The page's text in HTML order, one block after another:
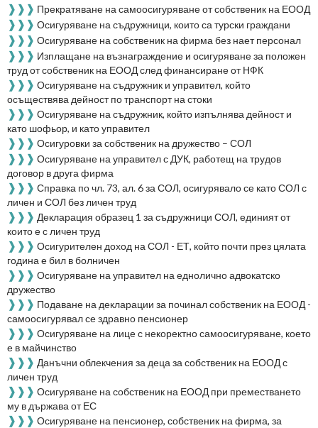
❱❱❱ Прекратяване на самоосигуряване от собственик на ЕООД
❱❱❱ Осигуряване на съдружници, които са турски граждани
❱❱❱ Осигуряване на собственик на фирма без нает персонал
❱❱❱ Изплащане на възнаграждение и осигуряване за положен
труд от собственик на ЕООД след финансиране от НФК
❱❱❱ Осигуряване на съдружник и управител, който
осъществява дейност по транспорт на стоки
❱❱❱ Осигуряване на съдружник, който изпълнява дейност и
като шофьор, и като управител
❱❱❱ Осигуровки за собственик на дружество – СОЛ
❱❱❱ Осигуряване на управител с ДУК, работещ на трудов
договор в друга фирма
❱❱❱ Справка по чл. 73, ал. 6 за СОЛ, осигурявало се като СОЛ с
личен и СОЛ без личен труд
❱❱❱ Декларация образец 1 за съдружници СОЛ, единият от
които е с личен труд
❱❱❱ Осигурителен доход на СОЛ - ЕТ, който почти през цялата
година е бил в болничен
❱❱❱ Осигуряване на управител на еднолично адвокатско
дружество
❱❱❱ Подаване на декларации за починал собственик на ЕООД -
самоосигурявал се здравно пенсионер
❱❱❱ Осигуряване на лице с некоректно самоосигуряване, което
е в майчинство
❱❱❱ Данъчни облекчения за деца за собственик на ЕООД с
личен труд
❱❱❱ Осигуряване на собственик на ЕООД при преместването
му в държава от ЕС
❱❱❱ Осигуряване на пенсионер, собственик на фирма, за